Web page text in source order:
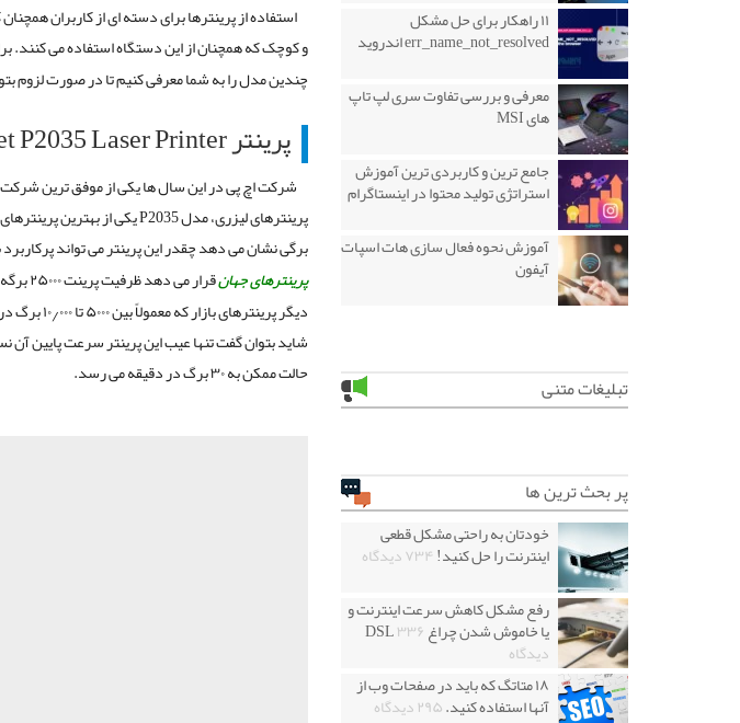
استفاده از پرینترها برای دسته ای از کاربران
و کوچک که همچنان از این دستگاه استفاده می کنند.
چندین مدل را به شما معرفی کنیم تا در صورت لزوم
پرینترP2035 Laser Printer
شرکت اچ پی در این سال ها یکی از موفق ترین شرکت
پرینترهای لیزری، مدلP2035
برگی نشان می دهد چقدر این پرینتر می تواند
پرینترهای جهان
قرار
دیگر
شاید بتوان گفت تنها عیب این پرینتر سرعت پایین آن
حالت ممکن به ۳۰ برگ در دقیقه می رسد.
۱۱ راهکار برای حل مشکل
err_name_not_resolved اندروید
معرفی و بررسی تفاوت سری لپ تاپ
های MSI
جامع ترین و کاربردی ترین آموزش
استراتژی تولید محتوا در اینستاگرام
آموزش نحوه فعال سازی هات اسپات
آیفون
تبلیغات متنی
پر بحث ترین ها
خودتان به راحتی مشکل قطعی
اینترنت را حل کنید!۷۳۴ دیدگاه
رفع مشکل کاهش سرعت اینترنت و
یا خاموش شدن چراغ DSL۳۳۶
دیدگاه
۱۸ متاتگ که باید در صفحات وب از
آنها استفاده کنید.۲۹۵ دیدگاه